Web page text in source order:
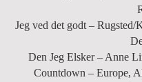
Jeg ved det godt –
Den Jeg Elsker – Anne
Countdown – Europe,